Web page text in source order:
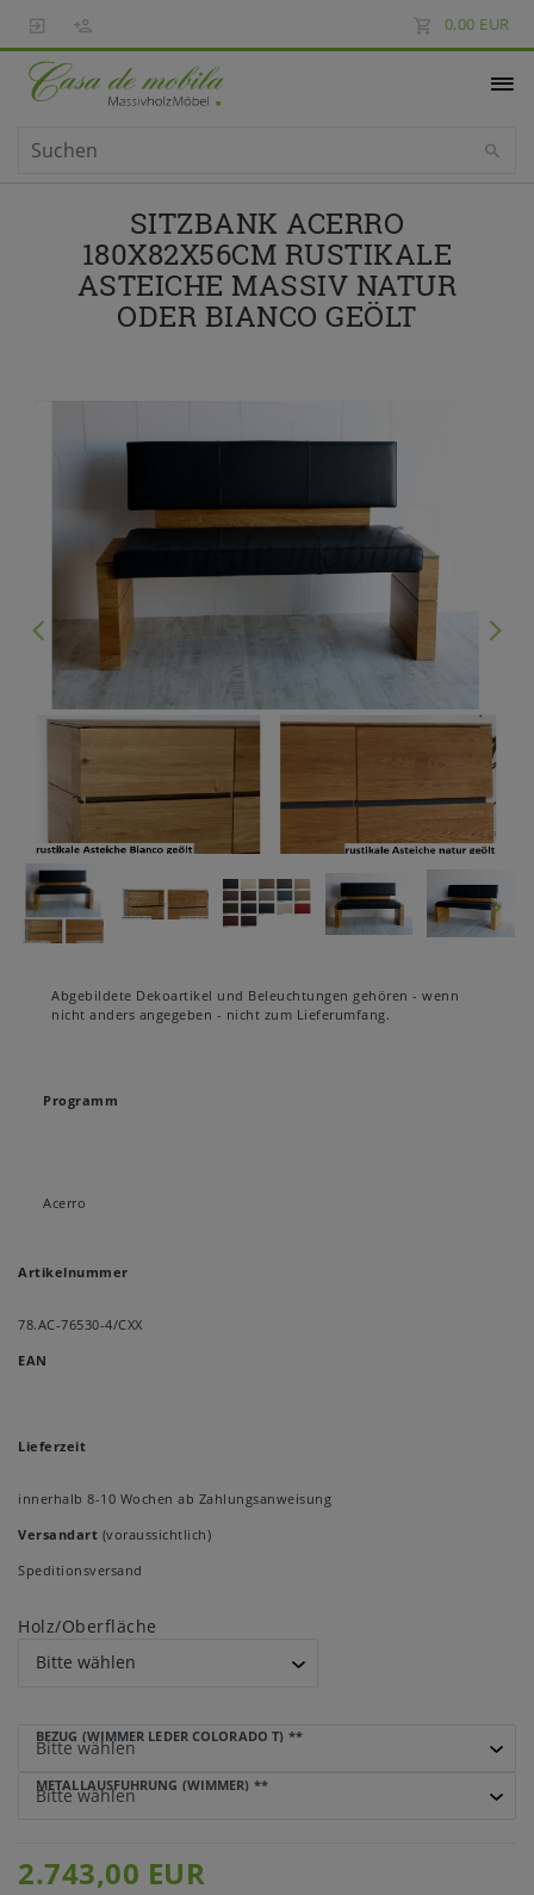
0,00 EUR
SITZBANK ACERRO
180X82X56CM RUSTIKALE
ASTEICHE MASSIV NATUR
ODER BIANCO GEÖLT
Abgebildete Dekoartikel und Beleuchtungen gehören - wenn
nicht anders angegeben - nicht zum Lieferumfang.
Programm
Acerro
Artikelnummer
78.AC-76530-4/CXX
EAN
Lieferzeit
innerhalb 8-10 Wochen ab Zahlungsanweisung
Versandart (voraussichtlich)
Speditionsversand
Holz/Oberfläche
BEZUG (WIMMER LEDER COLORADO T) **
METALLAUSFÜHRUNG (WIMMER) **
2.743,00 EUR